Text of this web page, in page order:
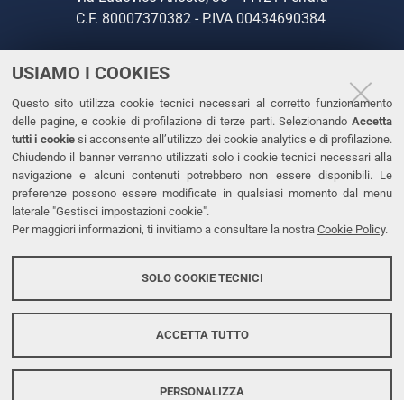
USIAMO I COOKIES
Questo sito utilizza cookie tecnici necessari al corretto funzionamento
delle pagine, e cookie di profilazione di terze parti. Selezionando Accetta
tutti i cookiesi acconsente all’utilizzo dei cookie analytics e di profilazione.
Chiudendo il banner verranno utilizzati solo i cookie tecnici necessari alla
navigazione e alcuni contenuti potrebbero non essere disponibili. Le
preferenze possono essere modificate in qualsiasi momento dal menu
laterale "Gestisci impostazioni cookie".
Per maggiori informazioni, ti invitiamo a consultare la nostra Cookie Policy.
SOLO COOKIE TECNICI
ACCETTA TUTTO
PERSONALIZZA
C.F. 80007370382 - P.IVA 00434690384
CONTATTI
Tel. +39 0532 293111
Fax. +39 0532 293031
PEC
LINKS
Dichiarazione di accessibilità
Protezione dati personali